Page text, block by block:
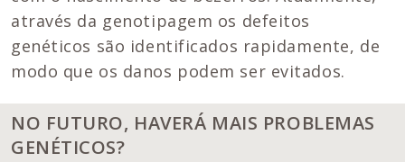
através da genotipagem os defeitos
genéticos são identificados rapidamente, de
modo que os danos podem ser evitados.
NO FUTURO, HAVERÁ MAIS PROBLEMAS
GENÉTICOS?